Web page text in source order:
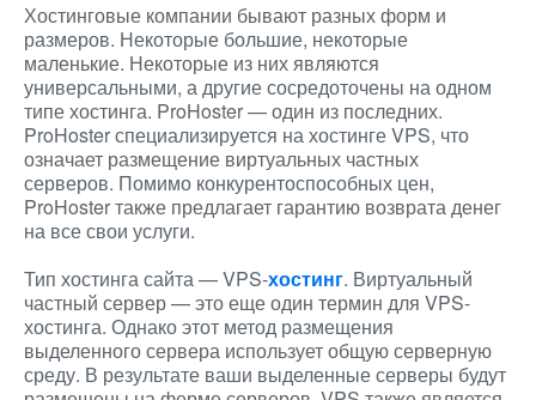
Хостинговые компании бывают разных форм и
размеров. Некоторые большие, некоторые
маленькие. Некоторые из них являются
универсальными, а другие сосредоточены на одном
типе хостинга. ProHoster — один из последних.
ProHoster специализируется на хостинге VPS, что
означает размещение виртуальных частных
серверов. Помимо конкурентоспособных цен,
ProHoster также предлагает гарантию возврата денег
на все свои услуги.
Тип хостинга сайта — VPS-хостинг. Виртуальный
частный сервер — это еще один термин для VPS-
хостинга. Однако этот метод размещения
выделенного сервера использует общую серверную
среду. В результате ваши выделенные серверы будут